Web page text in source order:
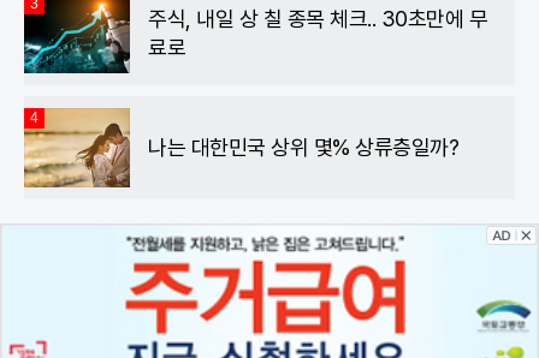
3
주식, 내일 상 칠 종목 체크.. 30초만에 무
료로
4
나는 대한민국 상위 몇% 상류층일까?